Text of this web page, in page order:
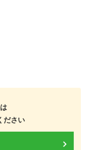
ださい